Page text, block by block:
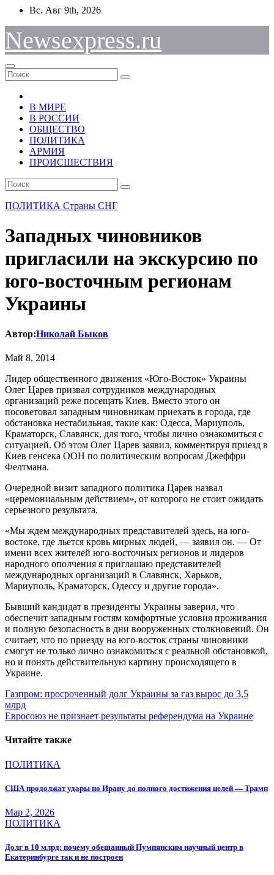
Перейти
содержимому
Вс. Авг 9th, 2026
Newsexpress.ru
В МИРЕ
В РОССИИ
ОБЩЕСТВО
ПОЛИТИКА
АРМИЯ
ПРОИСШЕСТВИЯ
ПОЛИТИКА Страны СНГ
Западных чиновников
пригласили на экскурсию по
юго-восточным регионам
Украины
Автор:Николай Быков
Май 8, 2014
Лидер общественного движения «Юго-Восток» Украины
Олег Царев призвал сотрудников международных
организаций реже посещать Киев. Вместо этого он
посоветовал западным чиновникам приехать в города, где
обстановка нестабильная, такие как: Одесса, Мариуполь,
Краматорск, Славянск, для того, чтобы лично ознакомиться с
ситуацией. Об этом Олег Царев заявил, комментируя приезд в
Киев генсека ООН по политическим вопросам Джеффри
Фелтмана.
Очередной визит западного политика Царев назвал
«церемониальным действием», от которого не стоит ожидать
серьезного результата.
«Мы ждем международных представителей здесь, на юго-
востоке, где льется кровь мирных людей, — заявил он. — От
имени всех жителей юго-восточных регионов и лидеров
народного ополчения я приглашаю представителей
международных организаций в Славянск, Харьков,
Мариуполь, Краматорск, Одессу и другие города».
Бывший кандидат в президенты Украины заверил, что
обеспечит западным гостям комфортные условия проживания
и полную безопасность в дни вооруженных столкновений. Он
считает, что по приезду на юго-восток страны чиновники
смогут не только лично ознакомиться с реальной обстановкой,
но и понять действительную картину происходящего в
Украине.
Навигация
по
Газпром: просроченный долг Украины за газ вырос до 3,5
млрд
Евросоюз не признает результаты референдума на Украине
Читайте также
ПОЛИТИКА
США продолжат удары по Ирану до полного достижения целей — Трамп
Мар 2, 2026
ПОЛИТИКА
Долг в 10 млрд: почему обещанный Пумпянским научный центр в
Екатеринбурге так и не построен